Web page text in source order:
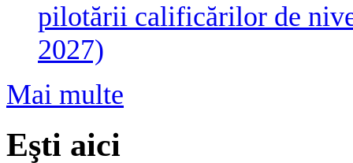
pilotării calificărilor de
2027)
Mai multe
Eşti aici